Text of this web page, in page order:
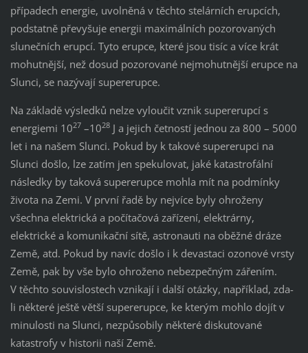
případech energie, uvolněná v těchto stelárních erupcích,
podstatně převyšuje energii maximálních pozorovaných
slunečních erupcí. Tyto erupce, které jsou tisíc a více krát
mohutnější, než dosud pozorované nejmohutnější erupce na
Slunci, se nazývají supererupce.
Na základě výsledků nelze vyloučit vznik supererupcí s
energiemi 1027–1028J a jejich četností jednou za 800 – 5000
let i na našem Slunci. Pokud by k takové supererupci na
Slunci došlo, lze zatím jen spekulovat, jaké katastrofální
následky by taková supererupce mohla mít na podmínky
života na Zemi. V první řadě by nejvíce byly ohroženy
všechna elektrická a počítačová zařízení, elektrárny,
elektrické a komunikační sítě, astronauti na oběžné dráze
Země, atd. Pokud by navíc došlo i k devastaci ozonové vrsty
Země, pak by vše bylo ohroženo nebezpečným zářením.
V těchto souvislostech vznikají i další otázky, například, zda-
li některé ještě větší supererupce, ke kterým mohlo dojít v
minulosti na Slunci, nezpůsobily některé diskutované
katastrofy v historii naší Země.